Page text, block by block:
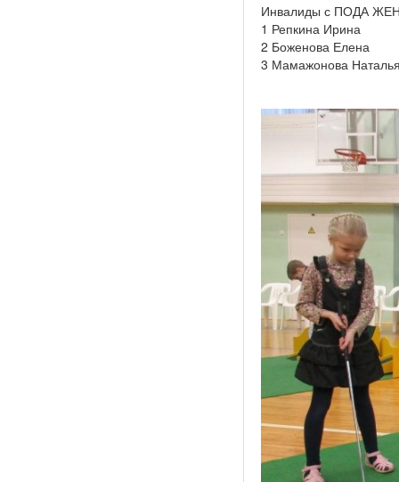
Инвалиды с ПОДА
1 Репкина Ирина
2 Боженова Елена
3 Мамажонова